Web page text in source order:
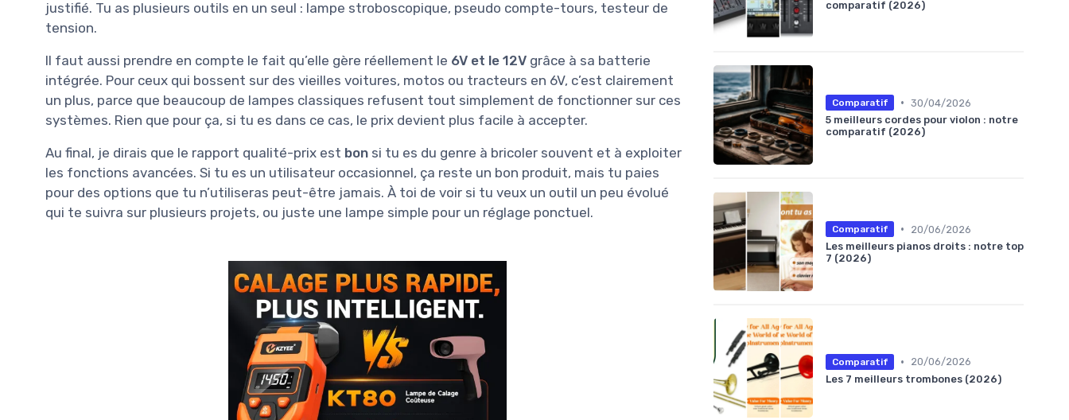
justifié. Tu as plusieurs outils en un seul : lampe stroboscopique, pseudo compte-tours, testeur de
tension.
Il faut aussi prendre en compte le fait qu’elle gère réellement le 6V et le 12V grâce à sa batterie
intégrée. Pour ceux qui bossent sur des vieilles voitures, motos ou tracteurs en 6V, c’est clairement
un plus, parce que beaucoup de lampes classiques refusent tout simplement de fonctionner sur ces
systèmes. Rien que pour ça, si tu es dans ce cas, le prix devient plus facile à accepter.
Au final, je dirais que le rapport qualité-prix est bon si tu es du genre à bricoler souvent et à exploiter
les fonctions avancées. Si tu es un utilisateur occasionnel, ça reste un bon produit, mais tu paies
pour des options que tu n’utiliseras peut-être jamais. À toi de voir si tu veux un outil un peu évolué
qui te suivra sur plusieurs projets, ou juste une lampe simple pour un réglage ponctuel.
comparatif (2026)
Comparatif • 30/04/2026
5 meilleurs cordes pour violon : notre
comparatif (2026)
Comparatif •
20/06/2026
Les meilleurs pianos droits : notre top
7 (2026)
Comparatif •
20/06/2026
Les 7 meilleurs trombones (2026)